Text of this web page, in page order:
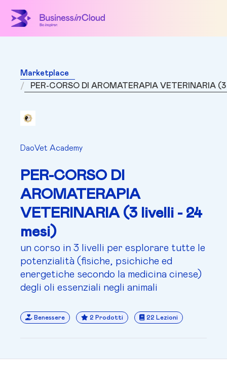
Marketplace
PER-CORSO DI AROMATERAPIA VETERINARIA
DaoVet Academy
PER-CORSO DI
AROMATERAPIA
VETERINARIA (3 livelli - 24
mesi)
un corso in 3 livelli per esplorare tutte le
potenzialità (fisiche, psichiche ed
energetiche secondo la medicina cinese)
degli oli essenziali negli animali
Benessere 2 Prodotti 22 Lezioni